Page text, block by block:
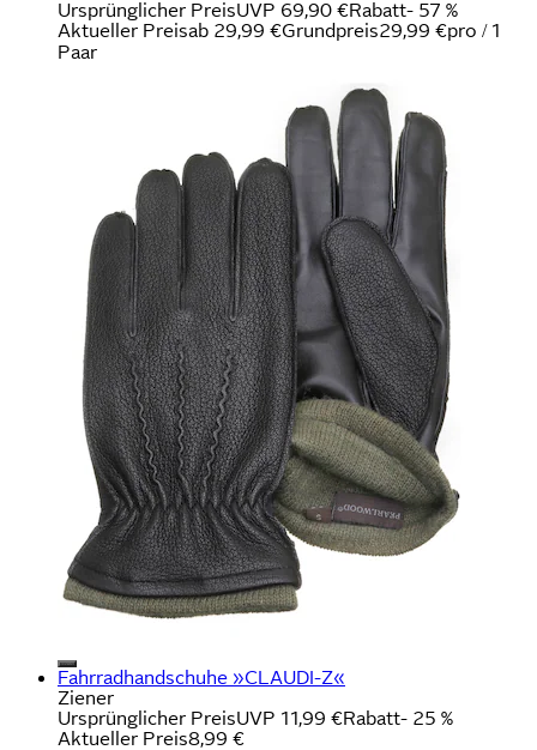
Ursprünglicher PreisUVP 69,90 €Rabatt- 57 %
Aktueller Preisab 29,99 €Grundpreis29,99 €pro / 1
Paar
Fahrradhandschuhe »CLAUDI-Z«
Ziener
Ursprünglicher PreisUVP 11,99 €Rabatt- 25 %
Aktueller Preis8,99 €